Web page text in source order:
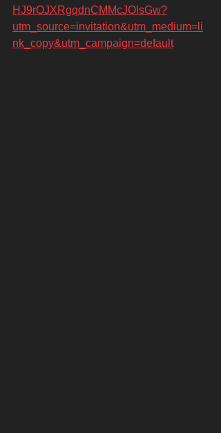
HJ9rOJXRgqdnCMMcJOlsGw?
utm_source=invitation&utm_medium=li
nk_copy&utm_campaign=default